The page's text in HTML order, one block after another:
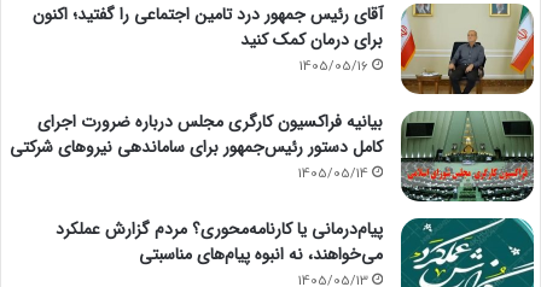
آقای رئیس جمهور درد تامین اجتماعی را گفتید؛ اکنون
برای درمان کمک کنید
1405/05/16
بیانیه فراکسیون کارگری مجلس درباره ضرورت اجرای
کامل دستور رئیس‌جمهور برای ساماندهی نیروهای شرکتی
1405/05/14
پیام‌درمانی یا کارنامه‌محوری؟ مردم گزارش عملکرد
می‌خواهند، نه انبوه پیام‌های مناسبتی
1405/05/13